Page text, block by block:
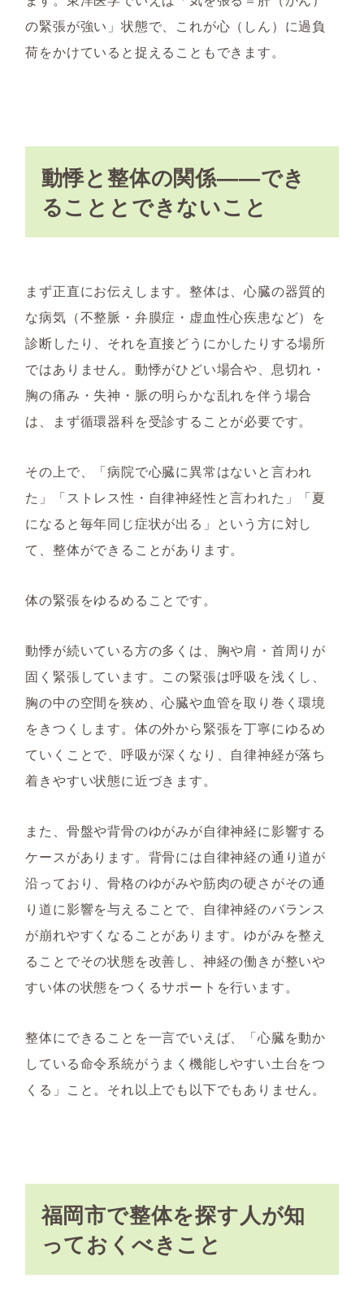
の緊張が強い」状態で、これが心（しん）に過負
荷をかけていると捉えることもできます。
動悸と整体の関係——でき
ることとできないこと
まず正直にお伝えします。整体は、心臓の器質的
な病気（不整脈・弁膜症・虚血性心疾患など）を
診断したり、それを直接どうにかしたりする場所
ではありません。動悸がひどい場合や、息切れ・
胸の痛み・失神・脈の明らかな乱れを伴う場合
は、まず循環器科を受診することが必要です。
その上で、「病院で心臓に異常はないと言われ
た」「ストレス性・自律神経性と言われた」「夏
になると毎年同じ症状が出る」という方に対し
て、整体ができることがあります。
体の緊張をゆるめることです。
動悸が続いている方の多くは、胸や肩・首周りが
固く緊張しています。この緊張は呼吸を浅くし、
胸の中の空間を狭め、心臓や血管を取り巻く環境
をきつくします。体の外から緊張を丁寧にゆるめ
ていくことで、呼吸が深くなり、自律神経が落ち
着きやすい状態に近づきます。
また、骨盤や背骨のゆがみが自律神経に影響する
ケースがあります。背骨には自律神経の通り道が
沿っており、骨格のゆがみや筋肉の硬さがその通
り道に影響を与えることで、自律神経のバランス
が崩れやすくなることがあります。ゆがみを整え
ることでその状態を改善し、神経の働きが整いや
すい体の状態をつくるサポートを行います。
整体にできることを一言でいえば、「心臓を動か
している命令系統がうまく機能しやすい土台をつ
くる」こと。それ以上でも以下でもありません。
福岡市で整体を探す人が知
っておくべきこと